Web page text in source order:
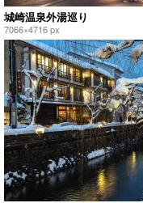
城崎温泉外湯巡り
7066×4716 px